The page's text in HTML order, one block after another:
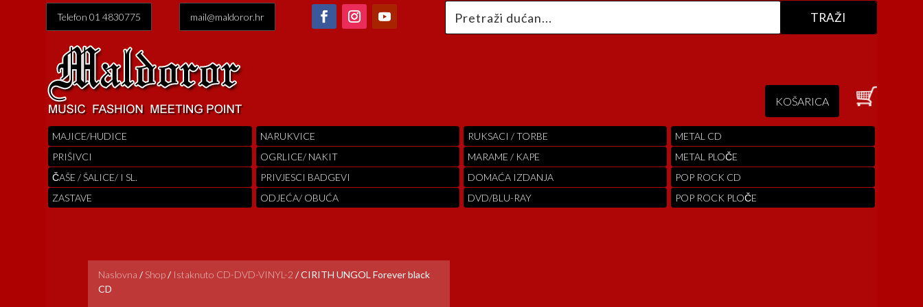
Telefon 01 4830775 mail@maldoror.hr
KOŠARICA
MAJICE/HUDICE
PRIŠIVCI
ČAŠE / ŠALICE/ I SL.
ZASTAVE
NARUKVICE
OGRLICE/ NAKIT
PRIVJESCI BADGEVI
ODJEĆA/ OBUĆA
RUKSACI / TORBE
MARAME / KAPE
DOMAĆA IZDANJA
DVD/BLU-RAY
METAL CD
METAL PLOČE
POP ROCK CD
POP ROCK PLOČE
Naslovna / Shop/ Istaknuto CD-DVD-VINYL-2 /CIRITH UNGOL Forever black
CD